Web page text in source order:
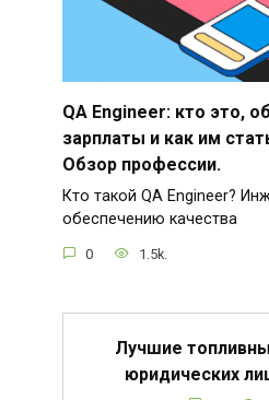
QA Engineer: кто это,
зарплаты и как им
Обзор профессии.
Кто такой QA Engineer?
обеспечению качества
0 1.5k.
Лучшие
юридических